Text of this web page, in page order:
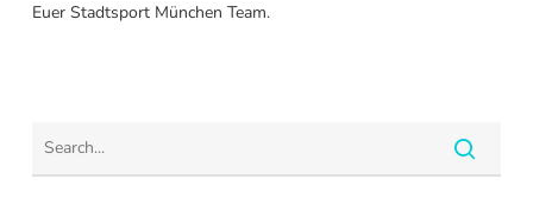
Euer Stadtsport München Team.